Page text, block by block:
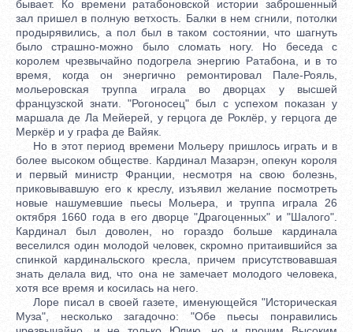
бывает. Ко времени ратабоновской истории заброшенный
зал пришел в полную ветхость. Балки в нем сгнили, потолки
продырявились, а пол был в таком состоянии, что шагнуть
было страшно-можно было сломать ногу. Но беседа с
королем чрезвычайно подогрела энергию Ратабона, и в то
время, когда он энергично ремонтировал Пале-Рояль,
мольеровская труппа играла во дворцах у высшей
французской знати. "Рогоносец" был с успехом показан у
маршала де Ла Мейерей, у герцога де Роклёр, у герцога де
Меркёр и у графа де Вайяк.
Но в этот период времени Мольеру пришлось играть и в
более высоком обществе. Кардинал Мазарэн, опекун короля
и первый министр Франции, несмотря на свою болезнь,
приковывавшую его к креслу, изъявил желание посмотреть
новые нашумевшие пьесы Мольера, и труппа играла 26
октября 1660 года в его дворце "Драгоценных" и "Шалого".
Кардинал был доволен, но гораздо больше кардинала
веселился один молодой человек, скромно притаившийся за
спинкой кардинальского кресла, причем присутствовавшая
знать делала вид, что она не замечает молодого человека,
хотя все время и косилась на него.
Лоре писал в своей газете, именующейся "Историческая
Муза", несколько загадочно: "Обе пьесы понравились